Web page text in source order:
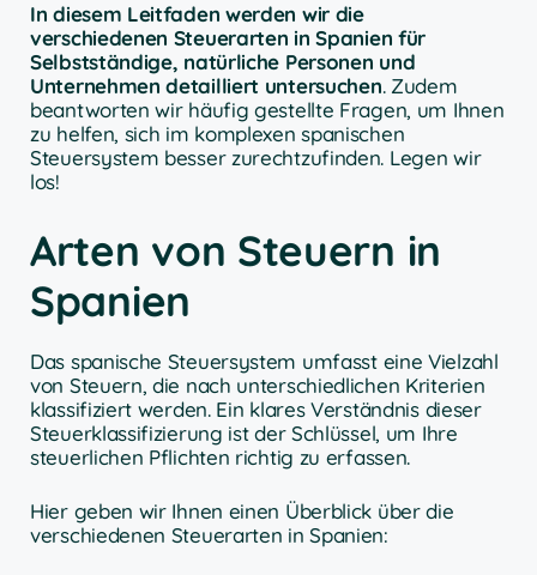
In diesem Leitfaden werden wir die
verschiedenen Steuerarten in Spanien für
Selbstständige, natürliche Personen und
Unternehmen detailliert untersuchen. Zudem
beantworten wir häufig gestellte Fragen, um Ihnen
zu helfen, sich im komplexen spanischen
Steuersystem besser zurechtzufinden. Legen wir
los!
Arten von Steuern in
Spanien
Das spanische Steuersystem umfasst eine Vielzahl
von Steuern, die nach unterschiedlichen Kriterien
klassifiziert werden. Ein klares Verständnis dieser
Steuerklassifizierung ist der Schlüssel, um Ihre
steuerlichen Pflichten richtig zu erfassen.
Hier geben wir Ihnen einen Überblick über die
verschiedenen Steuerarten in Spanien: